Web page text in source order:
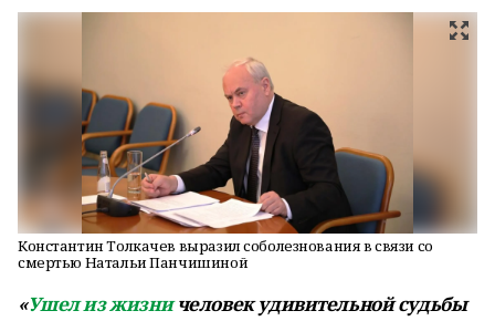
Константин Толкачев выразил соболезнования в связи со
смертью Натальи Панчишиной
«Ушел из жизничеловек удивительной судьбы